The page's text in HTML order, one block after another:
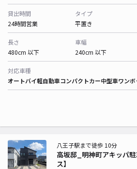
貸出時間
24時間営業
タイプ
平置き
長さ
480cm 以下
車幅
240cm 以下
対応車種
オートバイ軽自動車コンパクトカー中型車ワンボ
高坂邸_明神町アキッパ
ス】
八王子駅まで徒歩 10分